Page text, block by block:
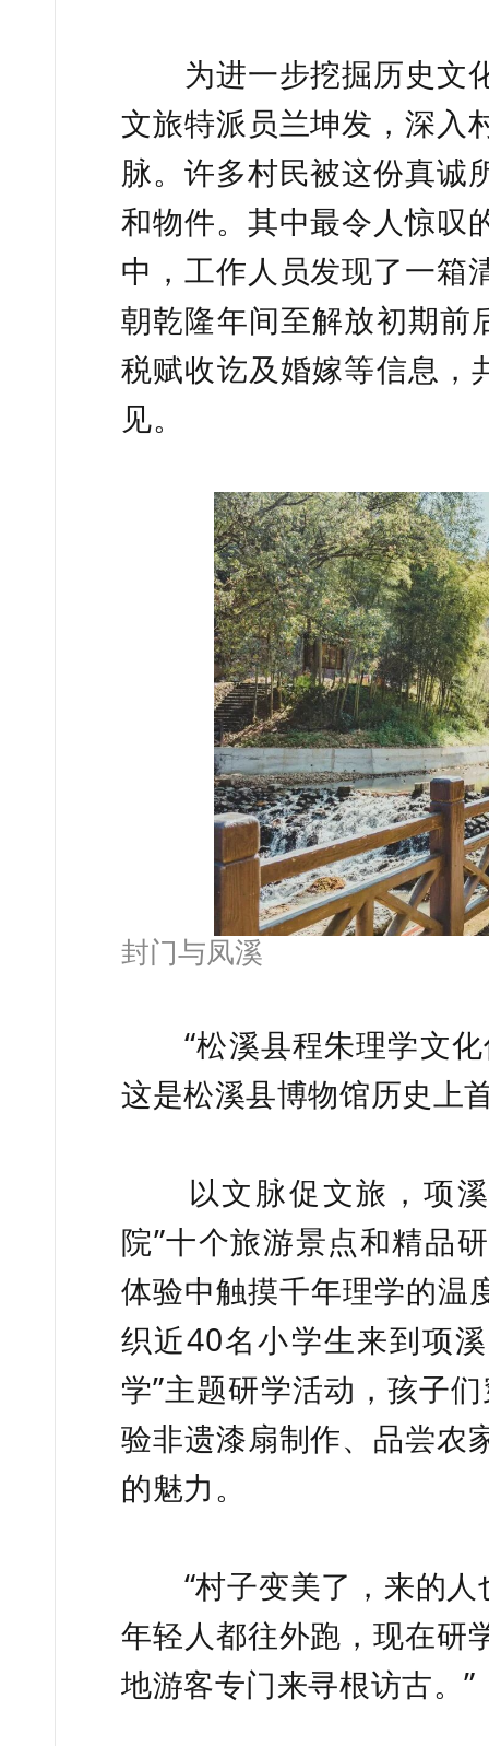
为进一步挖掘历史文
文旅特派员兰坤发，深入
脉。许多村民被这份真诚
和物件。其中最令人惊叹
中，工作人员发现了一
朝乾隆年间至解放初期前
税赋收讫及婚嫁等信息，
见。
封门与凤溪
“松溪县程朱理学文化
这是松溪县博物馆历史上
以文脉促文旅，项溪
院”十个旅游景点和精品
体验中触摸千年理学的温
织近40名小学生来到项
学”主题研学活动，孩子
验非遗漆扇制作、品尝农
的魅力。
“村子变美了，来的人
年轻人都往外跑，现在研
地游客专门来寻根访古。”